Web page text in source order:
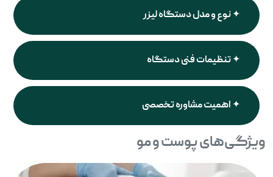
نوع و مدل دستگاه لیزر
تنظیمات فنی دستگاه
اهمیت مشاوره تخصصی
ویژگی‌های پوست و مو